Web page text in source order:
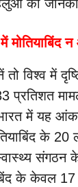
की
मोतियाबिंद
विश्व में
प्रतिशत
में यह
के 20
संगठन
के केवल 17